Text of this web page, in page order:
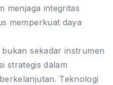
menjaga integritas
memperkuat daya
sekadar instrumen
strategis dalam
Teknologi